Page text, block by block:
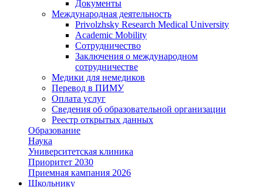
Документы
Международная деятельность
Privolzhsky Research Medical University
Academic Mobility
Сотрудничество
Заключения о международном
сотрудничестве
Медики для немедиков
Перевод в ПИМУ
Оплата услуг
Сведения об образовательной организации
Реестр открытых данных
Образование
Наука
Университетская клиника
Приоритет 2030
Приемная кампания 2026
Школьнику